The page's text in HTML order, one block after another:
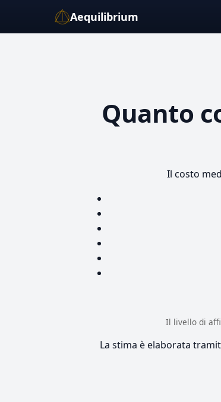
Aequilibrium
Quanto
Il costo
Il livello di
La stima è elaborata